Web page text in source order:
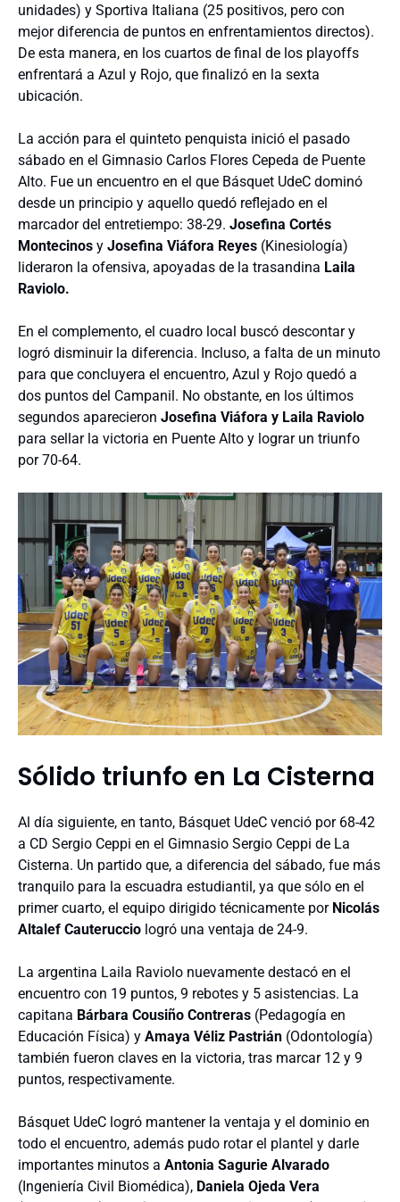
unidades) y Sportiva Italiana (25 positivos, pero con
mejor diferencia de puntos en enfrentamientos directos).
De esta manera, en los cuartos de final de los playoffs
enfrentará a Azul y Rojo, que finalizó en la sexta
ubicación.
La acción para el quinteto penquista inició el pasado
sábado en el Gimnasio Carlos Flores Cepeda de Puente
Alto. Fue un encuentro en el que Básquet UdeC dominó
desde un principio y aquello quedó reflejado en el
marcador del entretiempo: 38-29. Josefina Cortés
Montecinos y Josefina Viáfora Reyes (Kinesiología)
lideraron la ofensiva, apoyadas de la trasandina Laila
Raviolo.
En el complemento, el cuadro local buscó descontar y
logró disminuir la diferencia. Incluso, a falta de un minuto
para que concluyera el encuentro, Azul y Rojo quedó a
dos puntos del Campanil. No obstante, en los últimos
segundos aparecieron Josefina Viáfora y Laila Raviolo
para sellar la victoria en Puente Alto y lograr un triunfo
por 70-64.
Sólido triunfo en La Cisterna
Al día siguiente, en tanto, Básquet UdeC venció por 68-42
a CD Sergio Ceppi en el Gimnasio Sergio Ceppi de La
Cisterna. Un partido que, a diferencia del sábado, fue más
tranquilo para la escuadra estudiantil, ya que sólo en el
primer cuarto, el equipo dirigido técnicamente por Nicolás
Altalef Cauteruccio logró una ventaja de 24-9.
La argentina Laila Raviolo nuevamente destacó en el
encuentro con 19 puntos, 9 rebotes y 5 asistencias. La
capitana Bárbara Cousiño Contreras (Pedagogía en
Educación Física) y Amaya Véliz Pastrián (Odontología)
también fueron claves en la victoria, tras marcar 12 y 9
puntos, respectivamente.
Básquet UdeC logró mantener la ventaja y el dominio en
todo el encuentro, además pudo rotar el plantel y darle
importantes minutos a Antonia Sagurie Alvarado
(Ingeniería Civil Biomédica), Daniela Ojeda Vera